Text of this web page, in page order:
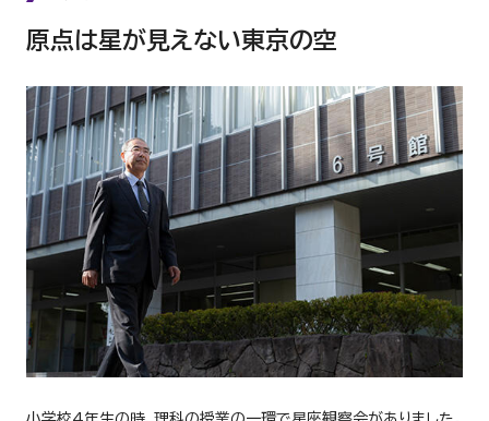
原点は星が見えない東京の空